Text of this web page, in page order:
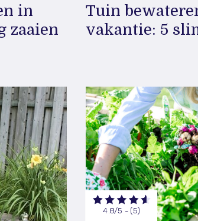
in
zaaien
Tuin
vakantie: 5
4.8/5 - (5)